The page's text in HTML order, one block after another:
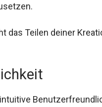
das Teilen deiner